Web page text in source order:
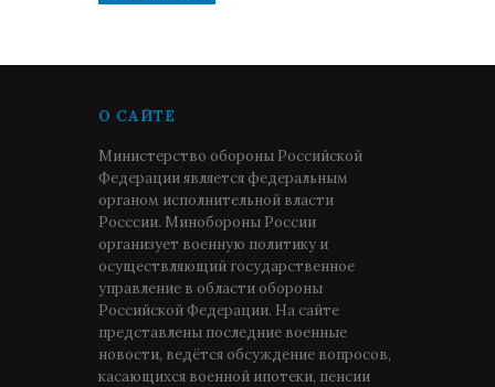
О САЙТЕ
Министерство обороны Российской
Федерации является федеральным
органом исполнительной власти
Росссии. Минобороны России
организует военную политику и
осуществляющий государственное
управление в области обороны
Российской Федерации. На сайте
представлены последние военные
новости, ведётся обсуждение вопросов,
касающихся военной ипотеки, пенсии